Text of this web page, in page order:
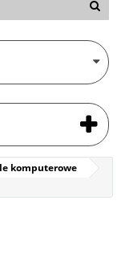
komputerowe